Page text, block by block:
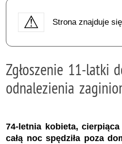
Strona znajduje
Zgłoszenie 11-latki
odnalezienia
74-letnia kobieta,
całą noc spędziła poza